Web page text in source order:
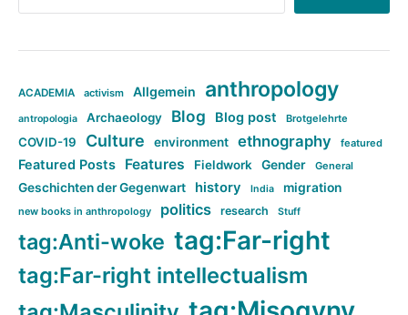
ACADEMIA activism Allgemein anthropology
antropologia Archaeology Blog Blog post Brotgelehrte
COVID-19 Culture environment ethnography featured
Featured Posts Features Fieldwork Gender General
Geschichten der Gegenwart history India migration
new books in anthropology politics research Stuff
tag:Anti-woke tag:Far-right
tag:Far-right intellectualism